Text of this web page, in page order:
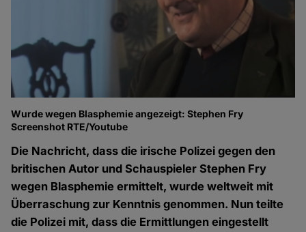
Wurde wegen Blasphemie angezeigt: Stephen Fry
Screenshot RTE/Youtube
Die Nachricht, dass die irische Polizei gegen den
britischen Autor und Schauspieler Stephen Fry
wegen Blasphemie ermittelt, wurde weltweit mit
Überraschung zur Kenntnis genommen. Nun teilte
die Polizei mit, dass die Ermittlungen eingestellt